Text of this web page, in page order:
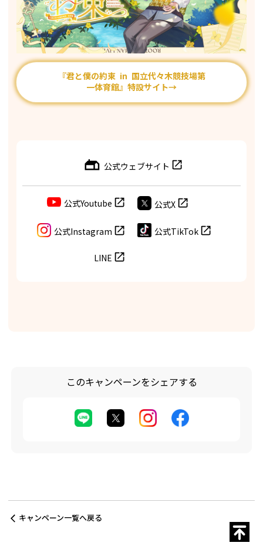
『君と僕の約束 in 国⽴代々⽊競技場第
⼀体育館』特設サイト→
公式ウェブサイト
公式Youtube 公式X
公式Instagram 公式TikTok
LINE
このキャンペーンをシェアする
キャンペーン一覧へ戻る